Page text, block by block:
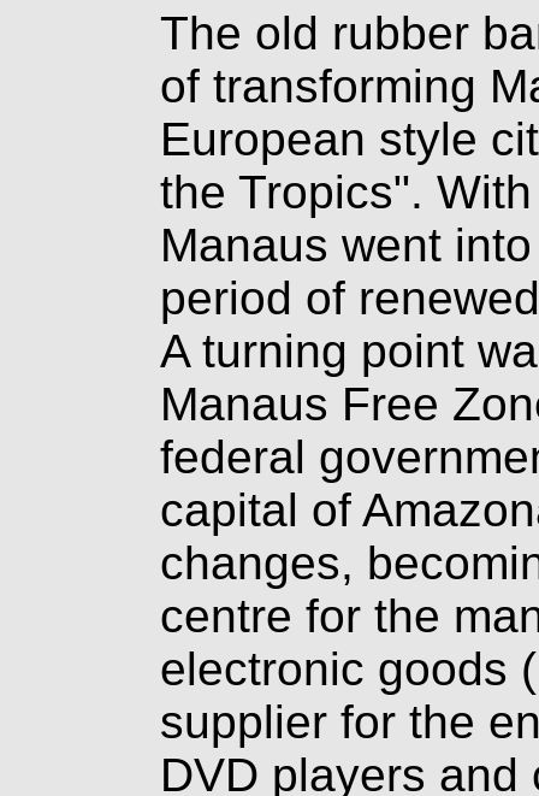
The old rubber
of transforming
European style
the Tropics".
Manaus went
period of
A turning point
Manaus Free
federal
capital of
changes,
centre for the
electronic goods
supplier for the
DVD players and